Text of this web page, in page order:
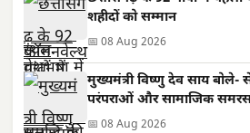
शहीदों को सम्मान
📅 08 Aug 2026
मुख्यमंत्री विष्णु देव साय
परंपराओं और सामाजिक
📅 08 Aug 2026